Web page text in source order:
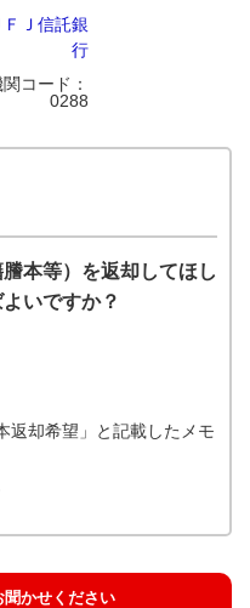
本等）を返却してほし
いですか？
返却希望」と記載したメモ
かせください